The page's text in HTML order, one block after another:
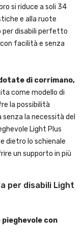
si riduce a soli 34
e alla ruote
per disabili perfetto
facilità e senza
di corrimano,
come modello di
la possibilità
la necessità del
Light Plus
dietro lo schienale
un supporto in più
per disabili Light
con